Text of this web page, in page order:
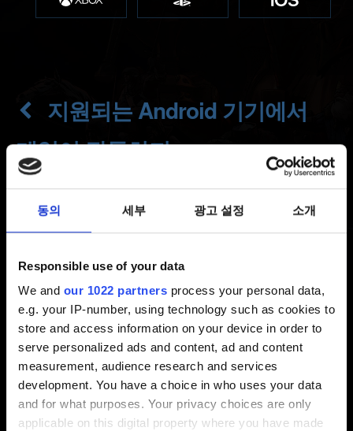
동의 세부 광고 설정 소개
Responsible use of your data
We and our 1022 partners process your personal data,
e.g. your IP-number, using technology such as cookies to
store and access information on your device in order to
serve personalized ads and content, ad and content
measurement, audience research and services
development. You have a choice in who uses your data
and for what purposes. Your privacy choices are only
applicable on this digital property where you have made
지원되는 Android 기기에서
게임이 작동하지
않습니다/"네트워크 오류" 문제
최신 1 년 전 갱신 1 년 전
지원되는 Android 기기에서쓰론브레이커: 더 위쳐
테일즈를 실행할 때 "네트워크 오류. 인터넷 연결 상태를
확인하고 다시 시도하십시오. Google Play 서비스와
Android 업데이트를 확인하시기 바랍니다."라는 오류
메시지가 표시되는 문제를 확인했습니다. 불편을 드려
죄송합니다. 현재 조사 중이니 조금만 기다려 주시면
감사하겠습니다.